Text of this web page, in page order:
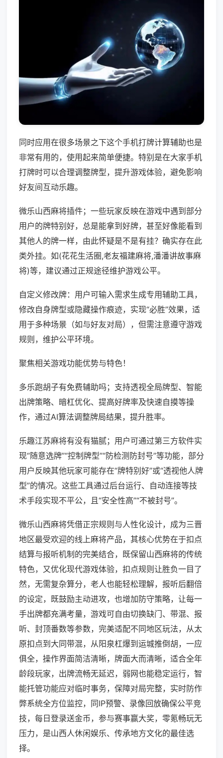
同时应用在很多场景之下这个手机打牌计算辅助也是
非常有用的，使用起来简单便捷。特别是在大家手机
打牌时可以合理调整牌型，提升游戏体验，避免影响
好友间互动乐趣。
微乐山西麻将插件；一些玩家反映在游戏中遇到部分
用户的牌特别好，总是能拿到好牌，甚至好像能看到
其他人的牌一样，由此怀疑是不是有挂？确实存在此
类外挂。如(花花生活圈,老友福建麻将,潘潘讲故事麻
将)等，建议通过正规途径维护游戏公平。
自定义修改牌：用户可输入需求生成专用辅助工具，
修改自身牌型或隐藏操作痕迹，实现“必胜”效果，适
用于多种场景（如与好友对局），但需注意遵守游戏
规则，维护公平环境。
聚焦相关游戏功能优势与特色！
多乐跑胡子有免费辅助吗；支持透视全局牌型、智能
出牌策略、暗杠优化、提高好牌率及快速自摸等操
作，通过AI算法调整牌局结果，提升胜率。
乐趣江苏麻将有没有猫腻；用户可通过第三方软件实
现“随意选牌”“控制牌型”“防检测防封号”等功能，部分
用户反映其他玩家可能存在“牌特别好”或“透视他人牌
型”的情况。这些工具通过后台运行、自动连接等技
术手段实现不平公，且“安全性高”“不被封号”。
微乐山西麻将凭借正宗规则与人性化设计，成为三晋
地区最受欢迎的线上麻将产品，其核心优势在于扣点
结算与报听机制的完美结合，既保留山西麻将的传统
特色，又优化现代游戏体验，扣点规则让胜负一目了
然，无需复杂算分，老人也能轻松理解，报听后翻倍
的设定，既鼓励主动进攻，也增加防守策略，让每一
手出牌都充满考量，游戏可自由切换缺门、带混、报
听、封顶番数等参数，完美适配不同地区玩法，从太
原扣点到大同带混，从阳泉杠爆到运城推倒胡，一应
俱全，操作界面简洁清晰，牌面大而清晰，适合全年
龄段玩家，出牌流畅无延迟，弱网也能稳定运行，智
能托管功能应对临时事务，保障对局完整，实时防作
弊系统全方位监控，同IP预警、录像回放确保公平竞
技，每日登录送金币，参与赛事赢大奖，零氪畅玩无
压力，是山西人休闲娱乐、传承地方文化的最佳选
择。